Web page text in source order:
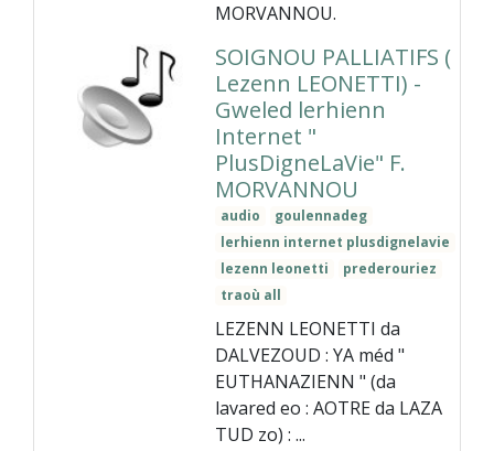
MORVANNOU.
SOIGNOU PALLIATIFS (
Lezenn LEONETTI) -
Gweled lerhienn
Internet "
PlusDigneLaVie" F.
MORVANNOU
audio
goulennadeg
lerhienn internet plusdignelavie
lezenn leonetti
prederouriez
traoù all
LEZENN LEONETTI da
DALVEZOUD : YA méd "
EUTHANAZIENN " (da
lavared eo : AOTRE da LAZA
TUD zo) : ...